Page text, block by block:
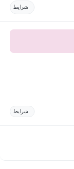
شرایط
شرایط